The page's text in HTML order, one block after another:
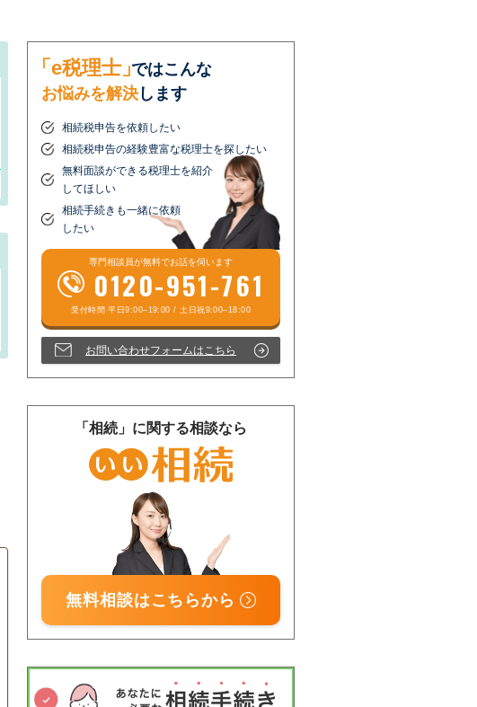
「e税理士」ではこんな
お悩みを解決 します
相続税申告を依頼したい
相続税申告の経験豊富な税理士を探したい
無料面談ができる税理士を紹介
してほしい
相続手続きも一緒に依頼
したい
専門相談員が無料でお話を伺います
0120-951-761
受付時間 平日9:00–19:00 / 土日祝9:00–18:00
お問い合わせフォームはこちら
「相続」に関する相談なら
無料相談はこちらから